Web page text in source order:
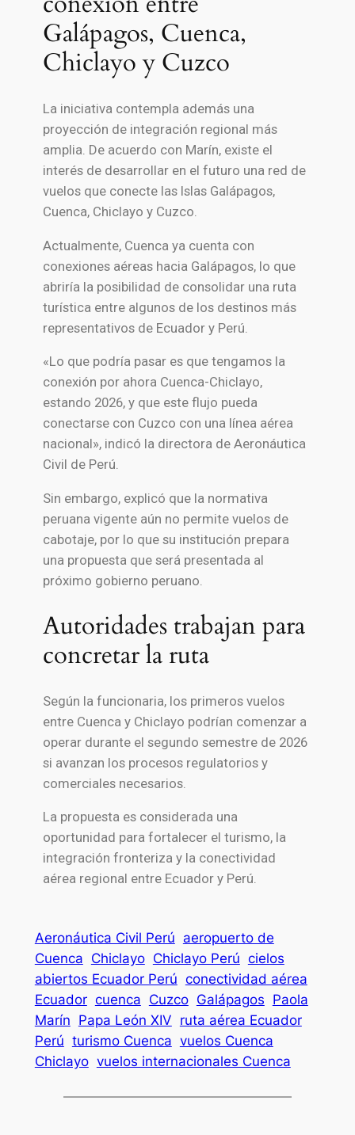
Galápagos, Cuenca,
Chiclayo y Cuzco
La iniciativa contempla además una
proyección de integración regional más
amplia. De acuerdo con Marín, existe el
interés de desarrollar en el futuro una red de
vuelos que conecte las Islas Galápagos,
Cuenca, Chiclayo y Cuzco.
Actualmente, Cuenca ya cuenta con
conexiones aéreas hacia Galápagos, lo que
abriría la posibilidad de consolidar una ruta
turística entre algunos de los destinos más
representativos de Ecuador y Perú.
«Lo que podría pasar es que tengamos la
conexión por ahora Cuenca-Chiclayo,
estando 2026, y que este flujo pueda
conectarse con Cuzco con una línea aérea
nacional», indicó la directora de Aeronáutica
Civil de Perú.
Sin embargo, explicó que la normativa
peruana vigente aún no permite vuelos de
cabotaje, por lo que su institución prepara
una propuesta que será presentada al
próximo gobierno peruano.
Autoridades trabajan para
concretar la ruta
Según la funcionaria, los primeros vuelos
entre Cuenca y Chiclayo podrían comenzar a
operar durante el segundo semestre de 2026
si avanzan los procesos regulatorios y
comerciales necesarios.
La propuesta es considerada una
oportunidad para fortalecer el turismo, la
integración fronteriza y la conectividad
aérea regional entre Ecuador y Perú.
Aeronáutica Civil Perú aeropuerto de
Cuenca Chiclayo Chiclayo Perú cielos
abiertos Ecuador Perú conectividad aérea
Ecuador cuenca Cuzco Galápagos Paola
Marín Papa León XIV ruta aérea Ecuador
Perú turismo Cuenca vuelos Cuenca
Chiclayo vuelos internacionales Cuenca